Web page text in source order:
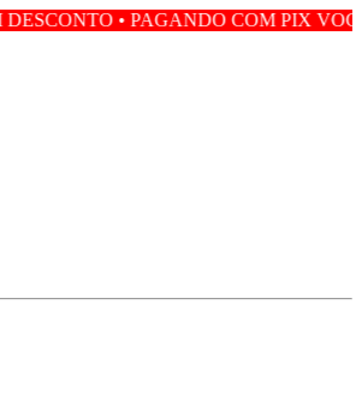
COM PIX VOCÊ GANHA 5%